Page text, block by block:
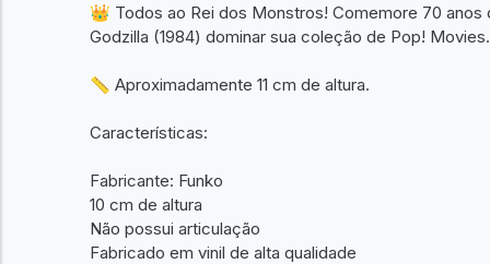
👑 Todos ao Rei dos Monstros! Comemore 70 anos
Godzilla (1984) dominar sua coleção de Pop! Movies.
📏 Aproximadamente 11 cm de altura.
Características:
Fabricante: Funko
10 cm de altura
Não possui articulação
Fabricado em vinil de alta qualidade